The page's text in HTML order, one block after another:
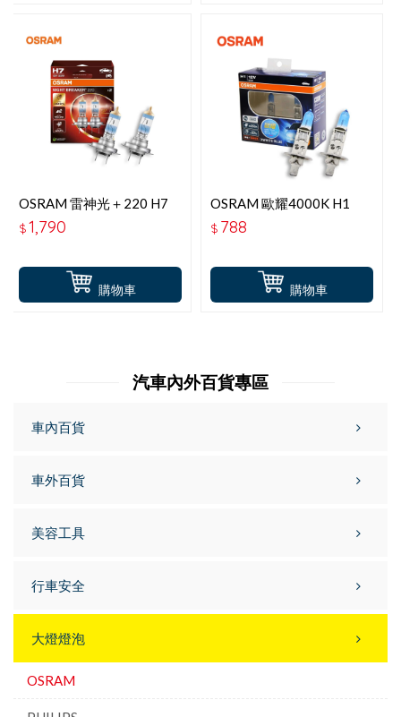
購物車
OSRAM 雷神光＋220 H7
64210NB【升級版】
$1,790
購物車
OSRAM 歐耀4000K H1
62150XWB
$ 788
汽車內外百貨專區
車內百貨
車外百貨
美容工具
行車安全
大燈燈泡
OSRAM